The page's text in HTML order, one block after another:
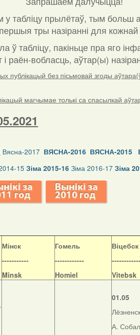
прылётаў, тым больш
тры назіранні для кожнай
ў табліцу, пакіньце пра яго
раён-вобласць, аўтар(ы)
без пісьмовай згоды
магчымае толькі са спасылкай
Вясна-2017 ВЯСНА-2016 ВЯСНА-2015
15 Зіма 2015-16 Зіма 2016-17 Зіма
Мінск
-----------
Minsk
Гомель
------------
Homiel
Віцебск
Vitebsk
01.05
А.